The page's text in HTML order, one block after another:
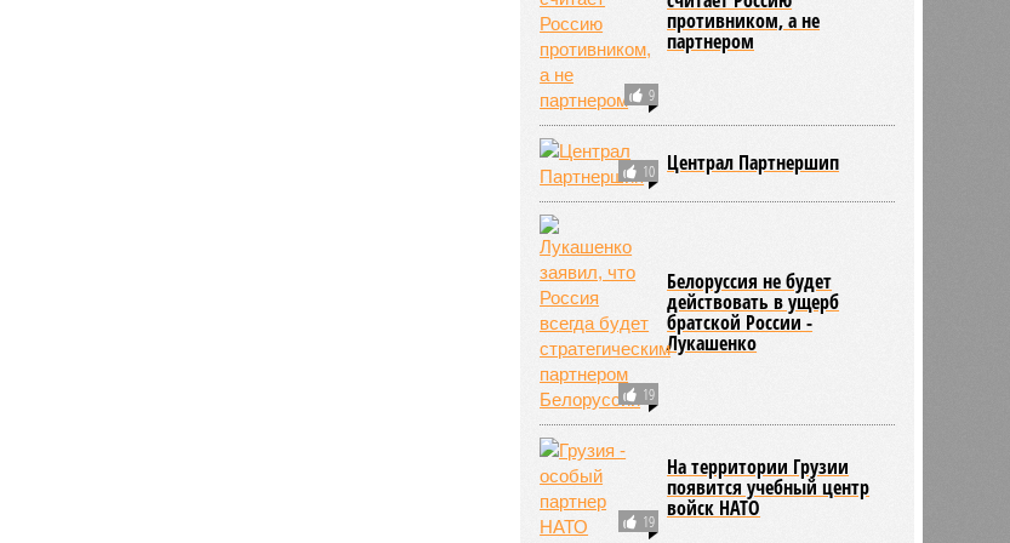
9
противником, а не
партнером
10 Централ Партнершип
19
Белоруссия не будет
действовать в ущерб
братской России -
Лукашенко
19
На территории Грузии
появится учебный центр
войск НАТО